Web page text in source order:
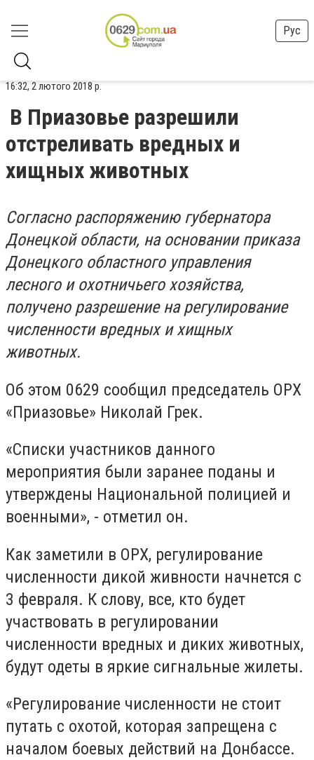
Рус
16:32, 2 лютого 2018 р.
В Приазовье разрешили
отстреливать вредных и
хищных животных
Согласно распоряжению губернатора
Донецкой области, на основании приказа
Донецкого областного управления
лесного и охотничьего хозяйства,
получено разрешение на регулирование
численности вредных и хищных
животных.
Об этом 0629 сообщил председатель ОРХ
«Приазовье» Николай Грек.
«Списки участников данного
мероприятия были заранее поданы и
утверждены Национальной полицией и
военными», - отметил он.
Как заметили в ОРХ, регулирование
численности дикой живности начнется с
3 февраля. К слову, все, кто будет
участвовать в регулировании
численности вредных и диких животных,
будут одеты в яркие сигнальные жилеты.
«Регулирование численности не стоит
путать с охотой, которая запрещена с
началом боевых действий на Донбассе.